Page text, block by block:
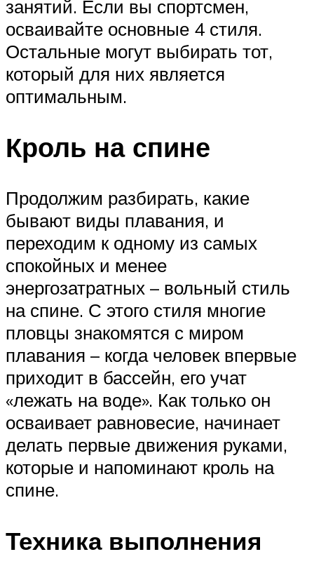
занятий. Если вы спортсмен,
осваивайте основные 4 стиля.
Остальные могут выбирать тот,
который для них является
оптимальным.
Кроль на спине
Продолжим разбирать, какие
бывают виды плавания, и
переходим к одному из самых
спокойных и менее
энергозатратных – вольный стиль
на спине. С этого стиля многие
пловцы знакомятся с миром
плавания – когда человек впервые
приходит в бассейн, его учат
«лежать на воде». Как только он
осваивает равновесие, начинает
делать первые движения руками,
которые и напоминают кроль на
спине.
Техника выполнения